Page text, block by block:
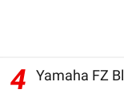
4 Yamaha FZ